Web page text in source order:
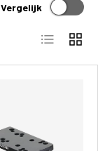
Vergelijk
Lijst